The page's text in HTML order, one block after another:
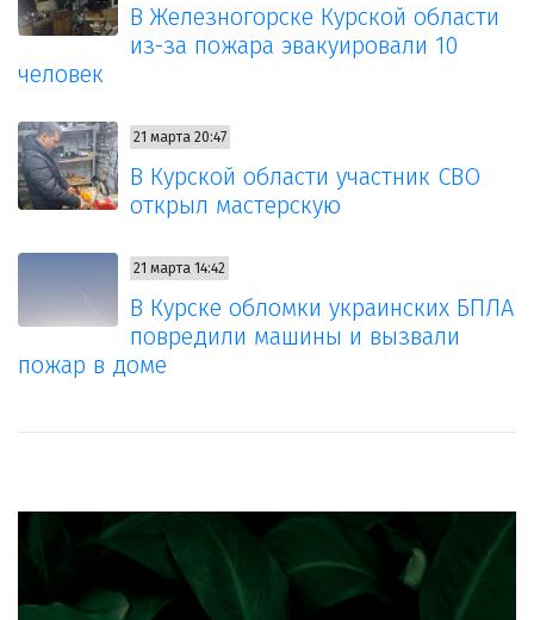
В Железногорске Курской области
из-за пожара эвакуировали 10
человек
21 марта 20:47
В Курской области участник СВО
открыл мастерскую
21 марта 14:42
В Курске обломки украинских БПЛА
повредили машины и вызвали
пожар в доме